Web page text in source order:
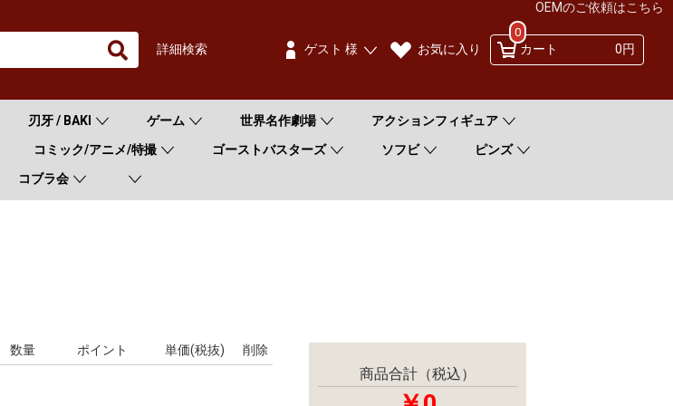
OEMのご依頼はこちら
詳細検索 ゲスト 様 お気に入り カート 0円
0
刃牙 / BAKI ゲーム 世界名作劇場
アクションフィギュア
コミック/アニメ/特撮 ゴーストバスターズ ソフビ
ピンズ
コブラ会
数量 ポイント 単価(税抜) 削除
商品合計（税込）